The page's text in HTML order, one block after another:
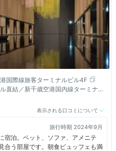
国際線旅客ターミナルビル4F
直結／新千歳空港国内線ターミナ
表示される口コミについて
旅行時期 2024年9月
宿泊。ベット、ソファ、アメニテ
合う部屋です。朝食ビュッフェも満